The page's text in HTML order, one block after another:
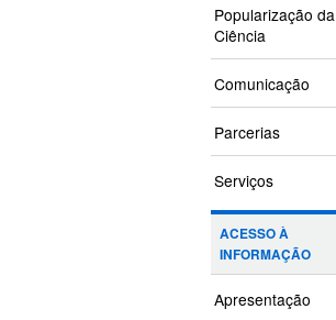
Popularização da
Ciência
Comunicação
Parcerias
Serviços
ACESSO À
INFORMAÇÃO
Apresentação